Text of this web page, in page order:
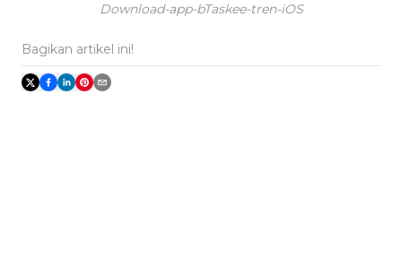
Download-app-bTaskee-tren-iOS
Bagikan artikel ini!